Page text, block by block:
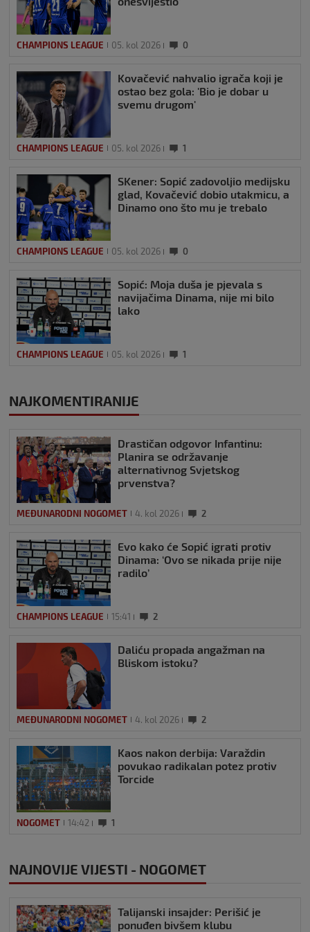
CHAMPIONS LEAGUE 05. kol 2026 0
Kovačević nahvalio igrača koji je
ostao bez gola: 'Bio je dobar u
svemu drugom'
CHAMPIONS LEAGUE 05. kol 2026 1
SKener: Sopić zadovoljio medijsku
glad, Kovačević dobio utakmicu, a
Dinamo ono što mu je trebalo
CHAMPIONS LEAGUE 05. kol 2026 0
Sopić: Moja duša je pjevala s
navijačima Dinama, nije mi bilo
lako
CHAMPIONS LEAGUE 05. kol 2026 1
NAJKOMENTIRANIJE
Drastičan odgovor Infantinu:
Planira se održavanje
alternativnog Svjetskog
prvenstva?
MEĐUNARODNI NOGOMET 4. kol 2026 2
Evo kako će Sopić igrati protiv
Dinama: ‘Ovo se nikada prije nije
radilo’
CHAMPIONS LEAGUE 15:41 2
Daliću propada angažman na
Bliskom istoku?
MEĐUNARODNI NOGOMET 4. kol 2026 2
Kaos nakon derbija: Varaždin
povukao radikalan potez protiv
Torcide
NOGOMET 14:42 1
NAJNOVIJE VIJESTI - NOGOMET
Talijanski insajder: Perišić je
ponuđen bivšem klubu